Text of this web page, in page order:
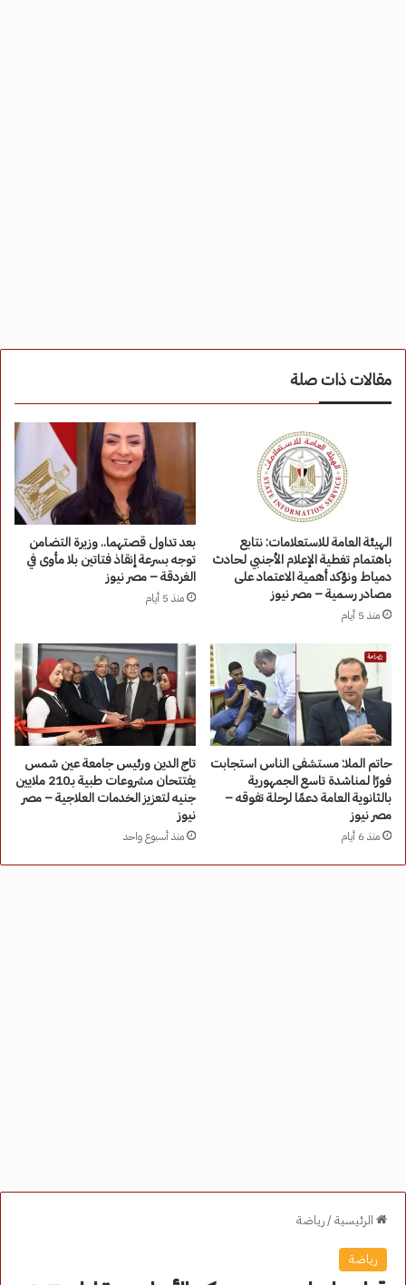
مقالات ذات صلة
الهيئة العامة للاستعلامات: نتابع
باهتمام تغطية الإعلام الأجنبي لحادث
دمياط ونؤكد أهمية الاعتماد على
مصادر رسمية – مصر نيوز
منذ 5 أيام
بعد تداول قصتهما.. وزيرة التضامن
توجه بسرعة إنقاذ فتاتين بلا مأوى في
الغردقة – مصر نيوز
منذ 5 أيام
حاتم الملا: مستشفى الناس استجابت
فورًا لمناشدة تاسع الجمهورية
بالثانوية العامة دعمًا لرحلة تفوقه –
مصر نيوز
منذ 6 أيام
تاج الدين ورئيس جامعة عين شمس
يفتتحان مشروعات طبية بـ210 ملايين
جنيه لتعزيز الخدمات العلاجية – مصر
نيوز
منذ أسبوع واحد